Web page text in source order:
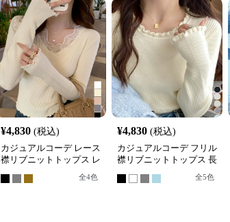
¥4,830 (税込)
カジュアルコーデ レース
襟リブニットトップス レ
全4色
¥4,830 (税込)
カジュアルコーデ フリル
襟リブニットトップス 長
全5色